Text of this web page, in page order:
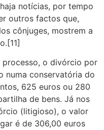
notícias, por tempo
outros factos que,
cônjuges, mostrem a
o divórcio por
numa conservatória do
625 euros ou 280
de bens. Já nos
(litigioso), o valor
é de 306,00 euros